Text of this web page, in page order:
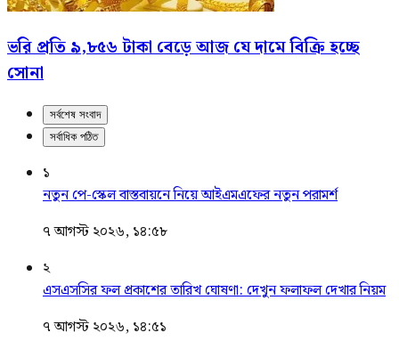
ভরি প্রতি ৯,৮৫৬ টাকা বেড়ে আজ যে দামে বিক্রি হচ্ছে
সোনা
সর্বশেষ সংবাদ
সর্বাধিক পঠিত
১
নতুন পে-স্কেল বাস্তবায়নে নিয়ে আইএমএফের নতুন পরামর্শ
৭ আগস্ট ২০২৬, ১৪:৫৮
২
এসএসসির ফল প্রকাশের তারিখ ঘোষণা: দেখুন ফলাফল দেখার নিয়ম
৭ আগস্ট ২০২৬, ১৪:৫১